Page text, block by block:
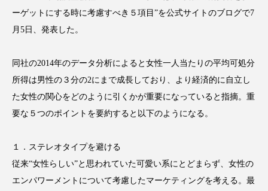
TAG LIST タグ一覧
AI B2B BeautyTech
Gemini Instagram SaaS SNS
ーゲットにする時に考慮すべき５項目”を公式サイトのブログで7
月5日、発表した。
同社の2014年のデータ分析によると女性一人当たりの平均可処分
所得は男性の３分の2にまで成長しており、より経済的に自立し
た女性の関心をどのように引くかが重要になっていると指摘。重
要な５つのポイントを要約すると以下のようになる。
１．ステレオタイプを避ける
従来“女性らしい”と思われていた可愛い系にとどまらず、女性の
エンパワーメントについて考慮したマーケティングを考える。最